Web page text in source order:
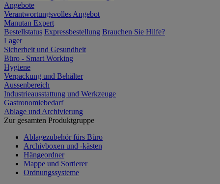
Angebote
Verantwortungsvolles Angebot
Manutan Expert
Bestellstatus Expressbestellung Brauchen Sie Hilfe?
Lager
Sicherheit und Gesundheit
Büro - Smart Working
Hygiene
Verpackung und Behälter
Aussenbereich
Industrieausstattung und Werkzeuge
Gastronomiebedarf
Ablage und Archivierung
Zur gesamten Produktgruppe
Ablagezubehör fürs Büro
Archivboxen und -kästen
Hängeordner
Mappe und Sortierer
Ordnungssysteme